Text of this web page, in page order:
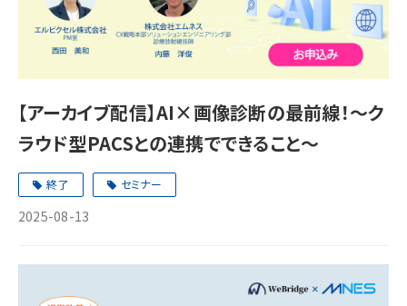
【アーカイブ配信】AI×画像診断の最前線！～ク
ラウド型PACSとの連携でできること～
終了 セミナー
2025-08-13